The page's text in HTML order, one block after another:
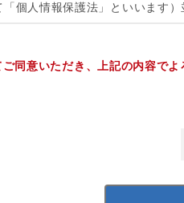
同意いただき、上記の内容で